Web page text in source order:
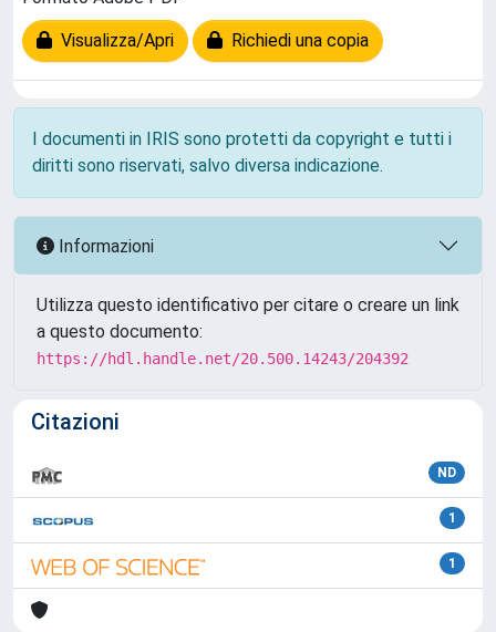
Visualizza/Apri Richiedi una copia
I documenti in IRIS sono protetti da copyright e tutti i
diritti sono riservati, salvo diversa indicazione.
Informazioni
Utilizza questo identificativo per citare o creare un link
a questo documento:
https://hdl.handle.net/20.500.14243/204392
Citazioni
ND
1
1